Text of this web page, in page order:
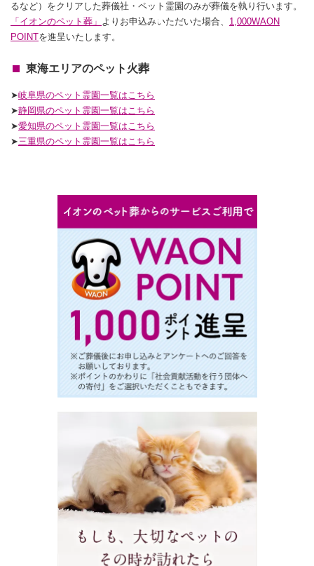
るなど）をクリアした葬儀社・ペット霊園のみが葬儀を執り行います。
「イオンのペット葬」 よりお申込みいただいた場合、 1,000WAON
POINTを進呈いたします。
東海エリアのペット火葬
➤岐阜県のペット霊園一覧はこちら
➤静岡 県のペット霊園一覧はこちら
➤愛知県のペット霊園一覧はこちら
➤三重県のペット霊園一覧はこちら